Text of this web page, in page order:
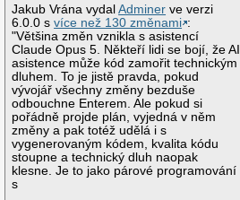
Jakub Vrána vydalAdminer ve verzi
6.0.0 svíce než 130 změnami :
"Většina změn vznikla s asistencí
Claude Opus 5. Někteří lidi se bojí, že AI
asistence může kód zamořit technickým
dluhem. To je jistě pravda, pokud
vývojář všechny změny bezduše
odbouchne Enterem. Ale pokud si
pořádně projde plán, vyjedná v něm
změny a pak totéž udělá i s
vygenerovaným kódem, kvalita kódu
stoupne a technický dluh naopak
klesne. Je to jako párové programování
s